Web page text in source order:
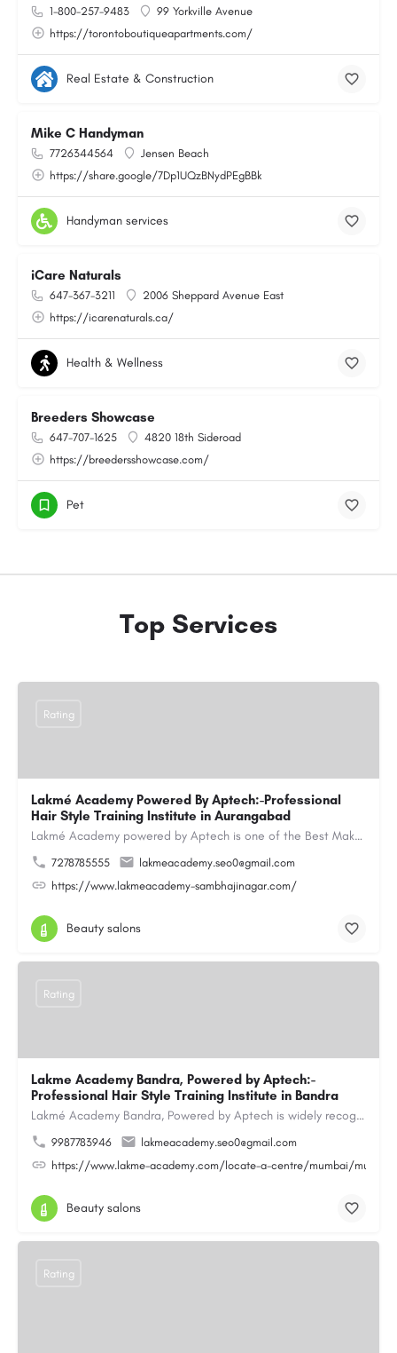
1-800-257-9483
99 Yorkville Avenue
https://torontoboutiqueapartments.com/
Real Estate & Construction
Mike C Handyman
7726344564
Jensen Beach
https://share.google/7Dp1UQzBNydPEgBBk
Handyman services
iCare Naturals
647-367-3211
2006 Sheppard Avenue East
https://icarenaturals.ca/
Health & Wellness
Breeders Showcase
647-707-1625
4820 18th Sideroad
https://breedersshowcase.com/
Pet
Top Services
Lakmé Academy Powered By Aptech:-Professional
Hair Style Training Institute in Aurangabad
Lakmé Academy powered by Aptech is one of the Best Makeup Academy in Aurangabad, offering the Best Makeup…
7278785555
lakmeacademy.seo0@gmail.com
https://www.lakmeacademy-sambhajinagar.com/
Rating
Beauty salons
Lakme Academy Bandra, Powered by Aptech:-
Professional Hair Style Training Institute in Bandra
Lakmé Academy Bandra, Powered by Aptech is widely recognized as the Professional Hair Style Training…
9987783946
lakmeacademy.seo0@gmail.com
https://www.lakme-academy.com/locate-a-centre/mumbai/
Rating
Beauty salons
Rating